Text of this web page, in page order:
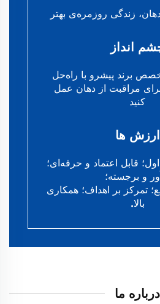
زندگی روزمره‌ی بهتر
انداز
برند پیشرو با راه‌حل
مراقبت از دهان عمل
کنید
ارزش ها
قابل اعتماد و حرفه‌ای؛
و برجسته؛
تمرکز بر اهداف؛ همکاری
بالا.
درباره ما